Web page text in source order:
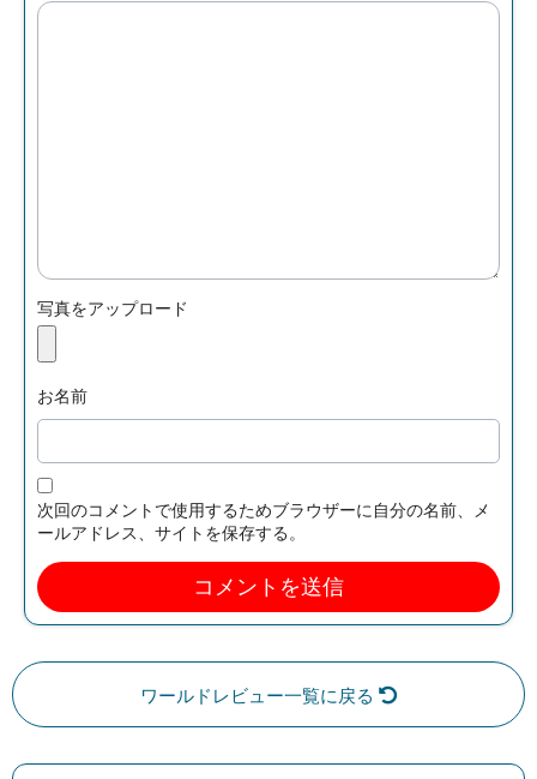
写真をアップロード
お名前
次回のコメントで使用するためブラウザーに自分の名前、メ
ールアドレス、サイトを保存する。
ワールドレビュー一覧に戻る